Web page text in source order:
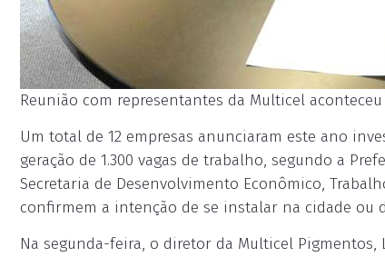
Reunião com representantes da Multicel
Um total de 12 empresas anunciaram este ano
geração de 1.300 vagas de trabalho, segundo a
Secretaria de Desenvolvimento Econômico,
confirmem a intenção de se instalar na cidade ou
Na segunda-feira, o diretor da Multicel Pigmentos,